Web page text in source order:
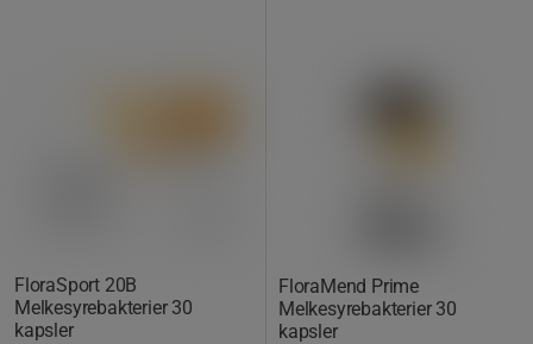
FloraSport 20B
Melkesyrebakterier 30
kapsler
FloraMend Prime
Melkesyrebakterier 30
kapsler